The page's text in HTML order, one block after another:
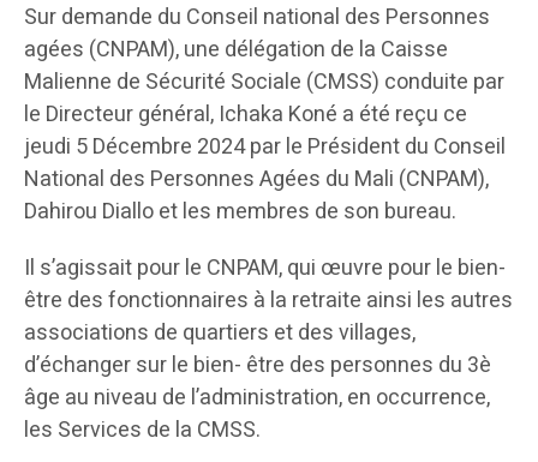
Sur demande du Conseil national des Personnes
agées (CNPAM), une délégation de la Caisse
Malienne de Sécurité Sociale (CMSS) conduite par
le Directeur général, Ichaka Koné a été reçu ce
jeudi 5 Décembre 2024 par le Président du Conseil
National des Personnes Agées du Mali (CNPAM),
Dahirou Diallo et les membres de son bureau.
Il s’agissait pour le CNPAM, qui œuvre pour le bien-
être des fonctionnaires à la retraite ainsi les autres
associations de quartiers et des villages,
d’échanger sur le bien- être des personnes du 3è
âge au niveau de l’administration, en occurrence,
les Services de la CMSS.